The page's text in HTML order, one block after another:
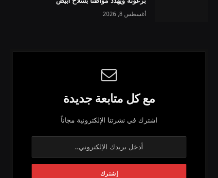
أغسطس 8, 2026
مع كل متابعة جديدة
اشترك في نشرتنا الإلكترونية مجاناً